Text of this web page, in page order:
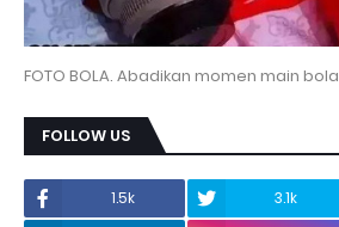
FOTO BOLA. Abadikan momen main bola
FOLLOW US
1.5k 3.1k